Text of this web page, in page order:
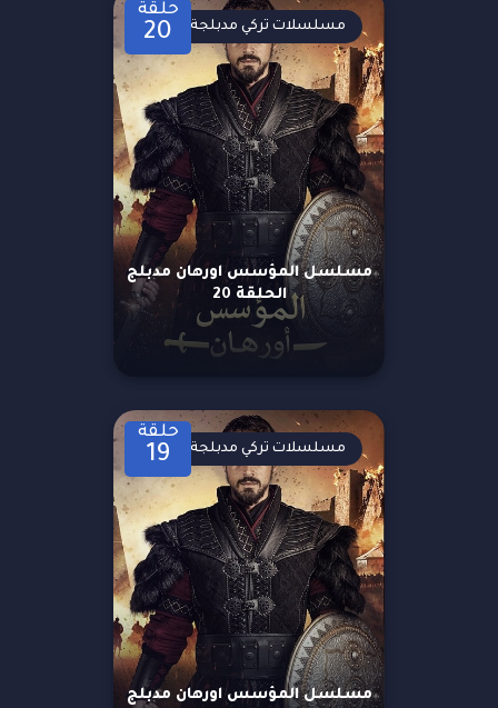
حلقة
20
مسلسل المؤسس اورهان مدبلج
الحلقة 20
مسلسلات تركي مدبلجة
حلقة
19
مسلسل المؤسس اورهان مدبلج
مسلسلات تركي مدبلجة